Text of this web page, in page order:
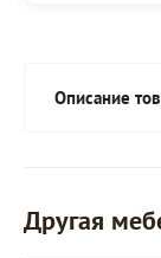
Описание
Другая